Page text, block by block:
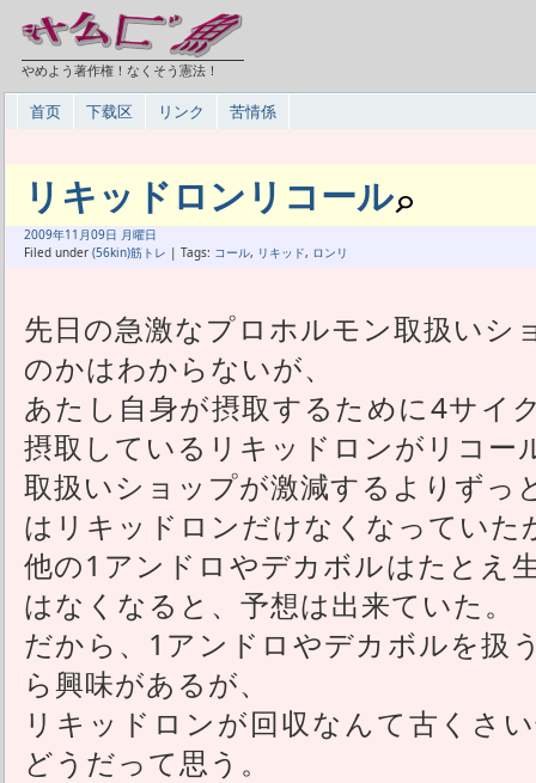
やめよう著作権！なくそう憲法！
首页 下载区 リンク 苦情係
リキッドロンリコール
2009年11月09日 月曜日
Filed under (56kin)筋トレ | Tags: コール, リキッド, ロンリ
先日の急激なプロホルモン取扱いシ
のかはわからないが、
あたし自身が摂取するために4サイ
摂取しているリキッドロンがリコー
取扱いショップが激減するよりずっ
はリキッドロンだけなくなっていた
他の1アンドロやデカボルはたとえ
はなくなると、予想は出来ていた。
だから、1アンドロやデカボルを扱
ら興味があるが、
リキッドロンが回収なんて古くさ
どうだって思う。